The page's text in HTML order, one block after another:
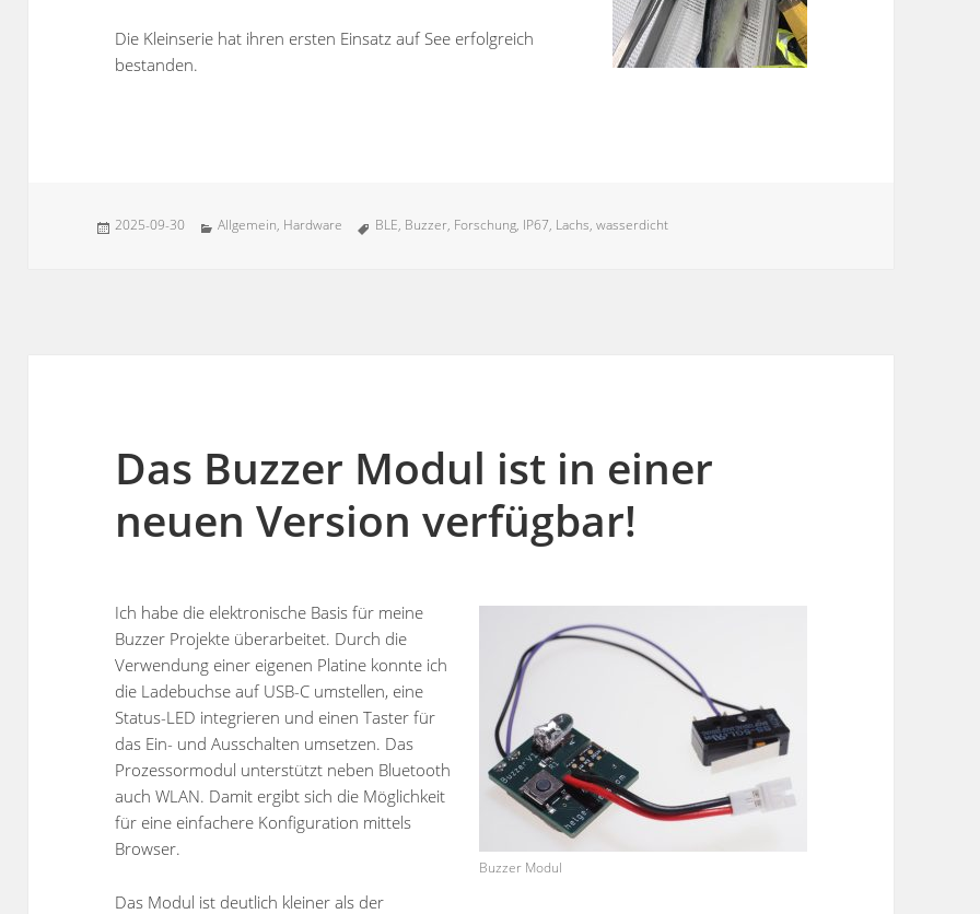
Die Kleinserie hat ihren ersten Einsatz auf See erfolgreich
bestanden.
Veröffentlicht
2025-09-30 Kategorien
Allgemein, Hardware Schlagwörter
BLE, Buzzer, Forschung, IP67, Lachs,wasserdicht
Das Buzzer Modul ist in einer
neuen Version verfügbar!
Buzzer Modul
Ich habe die elektronische Basis für meine
Buzzer Projekte überarbeitet. Durch die
Verwendung einer eigenen Platine konnte ich
die Ladebuchse auf USB-C umstellen, eine
Status-LED integrieren und einen Taster für
das Ein- und Ausschalten umsetzen. Das
Prozessormodul unterstützt neben Bluetooth
auch WLAN. Damit ergibt sich die Möglichkeit
für eine einfachere Konfiguration mittels
Browser.
Das Modul ist deutlich kleiner als der